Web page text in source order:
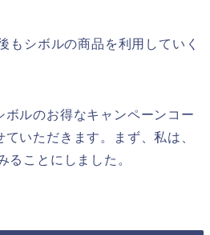
シボルの商品を利用していく
ルのお得なキャンペーンコー
いただきます。まず、私は、
ることにしました。